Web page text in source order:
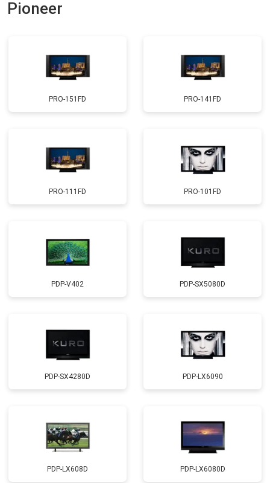
Замена трансформаторов
подсветки
Pioneer
PRO-151FD PRO-141FD
PRO-111FD PRO-101FD
PDP-V402 PDP-SX5080D
PDP-SX4280D PDP-LX6090
PDP-LX608D PDP-LX6080D